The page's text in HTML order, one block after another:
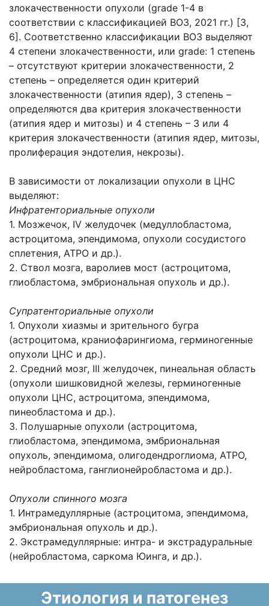
злокачественности опухоли (grade 1-4 в
соответствии с классификацией ВОЗ, 2021 гг.) [3,
6]. Соответственно классификации ВОЗ выделяют
4 степени злокачественности, или grade: 1 степень
– отсутствуют критерии злокачественности, 2
степень – определяется один критерий
злокачественности (атипия ядер), 3 степень –
определяются два критерия злокачественности
(атипия ядер и митозы) и 4 степень – 3 или 4
критерия злокачественности (атипия ядер, митозы,
пролиферация эндотелия, некрозы).
В зависимости от локализации опухоли в ЦНС
выделяют:
Инфратенториальные опухоли
1. Мозжечок, IV желудочек (медуллобластома,
астроцитома, эпендимома, опухоли сосудистого
сплетения, АТРО и др.).
2. Ствол мозга, варолиев мост (астроцитома,
глиобластома, эмбриональная опухоль и др.).
Супратенториальные опухоли
1. Опухоли хиазмы и зрительного бугра
(астроцитома, краниофарингиома, герминогенные
опухоли ЦНС и др.).
2. Средний мозг, III желудочек, пинеальная область
(опухоли шишковидной железы, герминогенные
опухоли ЦНС, астроцитома, эпендимома,
пинеобластома и др.).
3. Полушарные опухоли (астроцитома,
глиобластома, эпендимома, эмбриональная
опухоль, эпендимома, олигодендроглиома, АТРО,
нейробластома, ганглионейробластома и др.).
Опухоли спинного мозга
1. Интрамедуллярные (астроцитома, эпендимома,
эмбриональная опухоль и др.).
2. Экстрамедуллярные: интра- и экстрадуральные
(нейробластома, саркома Юинга, и др.).
Этиология и патогенез